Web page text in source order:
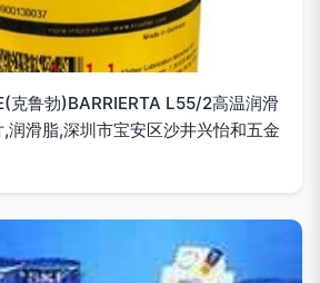
克鲁勃)BARRIERTA L55/2高温润滑
润滑脂,深圳市宝安区沙井兴怡和五金